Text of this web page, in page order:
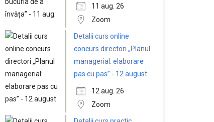
11 aug. 26
Zoom
Detalii curs online
concurs directori „Planul
managerial: elaborare
pas cu pas” - 12 august
12 aug. 26
Zoom